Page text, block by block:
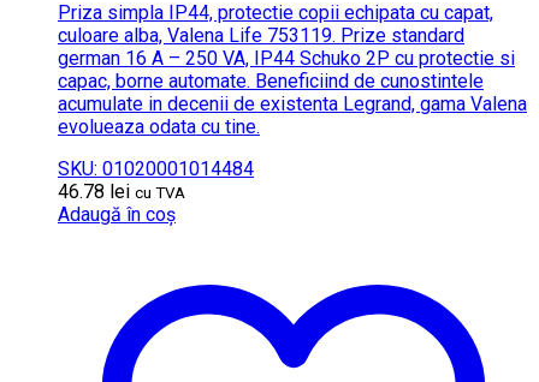
Priza simpla IP44, protectie copii echipata cu capat,
culoare alba, Valena Life 753119. Prize standard
german 16 A – 250 VA, IP44 Schuko 2P cu protectie si
capac, borne automate. Beneficiind de cunostintele
acumulate in decenii de existenta Legrand, gama Valena
evolueaza odata cu tine.
SKU: 01020001014484
46.78 lei cu TVA
Adaugă în coș